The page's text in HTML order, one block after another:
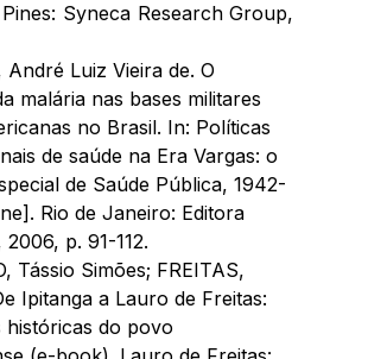
Syneca Research Group,
André Luiz Vieira de. O
malária nas bases militares
no Brasil. In: Políticas
de saúde na Era Vargas: o
de Saúde Pública, 1942-
Rio de Janeiro: Editora
2006, p. 91-112.
Tássio Simões; FREITAS,
Ipitanga a Lauro de Freitas:
históricas do povo